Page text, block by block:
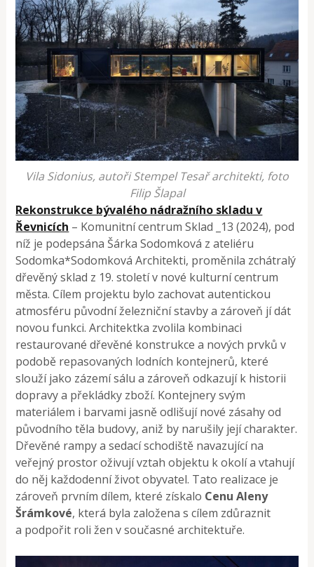
Vila Sidonius, autoři Stempel Tesař architekti, foto
Filip Šlapal
Rekonstrukce bývalého nádražního skladu v
Řevnicích – Komunitní centrum Sklad _13 (2024), pod
níž je podepsána Šárka Sodomková z ateliéru
Sodomka*Sodomková Architekti, proměnila zchátralý
dřevěný sklad z 19. století v nové kulturní centrum
města. Cílem projektu bylo zachovat autentickou
atmosféru původní železniční stavby a zároveň jí dát
novou funkci. Architektka zvolila kombinaci
restaurované dřevěné konstrukce a nových prvků v
podobě repasovaných lodních kontejnerů, které
slouží jako zázemí sálu a zároveň odkazují k historii
dopravy a překládky zboží. Kontejnery svým
materiálem i barvami jasně odlišují nové zásahy od
původního těla budovy, aniž by narušily její charakter.
Dřevěné rampy a sedací schodiště navazující na
veřejný prostor oživují vztah objektu k okolí a vtahují
do něj každodenní život obyvatel. Tato realizace je
zároveň prvním dílem, které získalo Cenu Aleny
Šrámkové, která byla založena s cílem zdůraznit
a podpořit roli žen v současné architektuře.